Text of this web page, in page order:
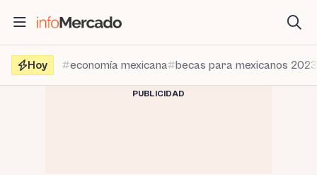
contenido
Hoy
economía mexicana becas para mexicanos 2023
PUBLICIDAD